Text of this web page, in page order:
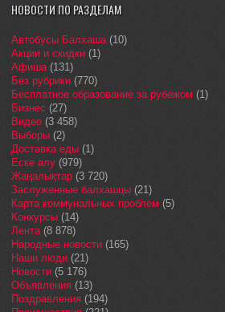
НОВОСТИ ПО РАЗДЕЛАМ
Автобусы Балхаша(10)
Акции и скидки (1)
Афиша(131)
Без рубрики (770)
Бесплатное образование за рубежом (1)
Бизнес (27)
Видео (3 458)
Выборы (2)
Доставка еды (1)
Еске алу (979)
Жаңалықтар (3 720)
Заслуженные балхашцы (21)
Карта коммунальных проблем (5)
Конкурсы (14)
Лента(8 878)
Народные новости (165)
Наши люди (21)
Новости (5 176)
Объявления (13)
Поздравления (194)